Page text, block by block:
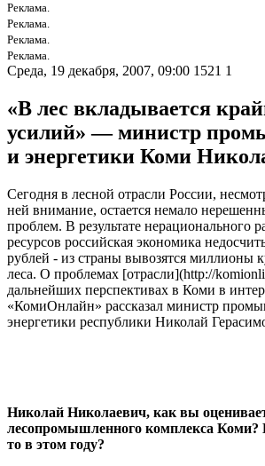
Реклама.
Реклама.
Реклама.
Реклама.
Среда, 19 декабря, 2007, 09:00 1521 1
«В лес вкладывается
усилий» — министр
и энергетики Коми
Сегодня в лесной отрасли России,
ней внимание, остается немало
проблем. В результате нерационального
ресурсов российская экономика
рублей - из страны вывозятся миллионы
леса. О проблемах [отрасли](http://
дальнейших перспективах в Коми в
«КомиОнлайн» рассказал министр
энергетики республики Николай
Николай Николаевич, как вы
лесопромышленного комплекса Коми?
то в этом году?